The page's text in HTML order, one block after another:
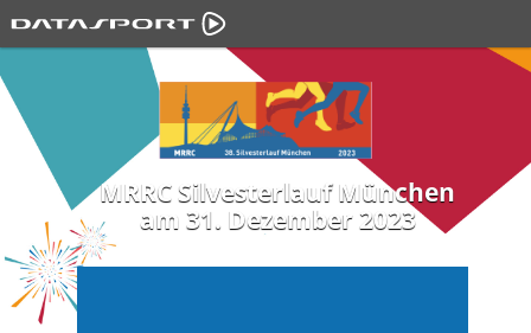
MRRC Silvesterlauf München
am 31. Dezember 2023